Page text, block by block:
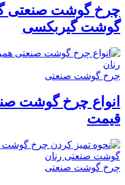
چرخ گوشت صنعتی
گوشت گیربکسی
چرخ گوشت صنعتی
انواع چرخ گوشت
قیمت
چرخ گوشت صنعتی